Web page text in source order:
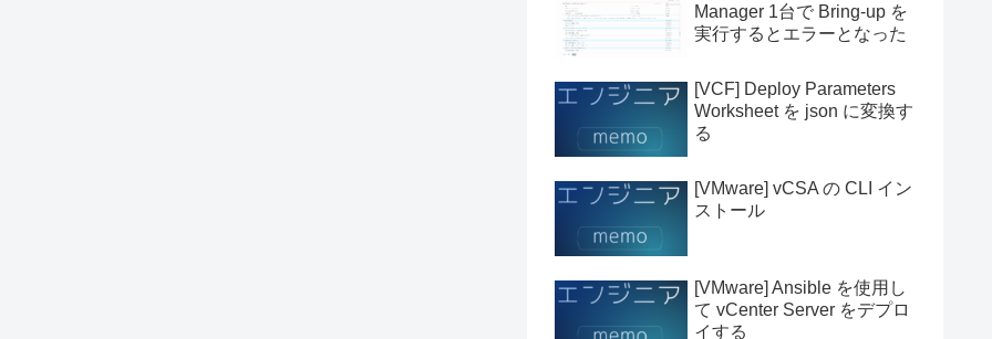
Manager 1台で Bring-up を
実行するとエラーとなった
[VCF] Deploy Parameters
Worksheet を json に変換す
る
[VMware] vCSA の CLI イン
ストール
[VMware] Ansible を使用し
て vCenter Server をデプロ
イする